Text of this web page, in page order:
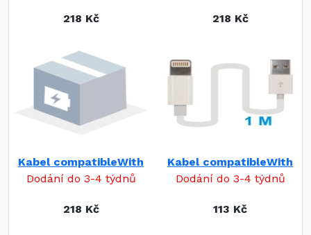
218 Kč 218 Kč
Kabel compatibleWith
Dodání do 3-4 týdnů
218 Kč
Kabel compatibleWith
Dodání do 3-4 týdnů
113 Kč